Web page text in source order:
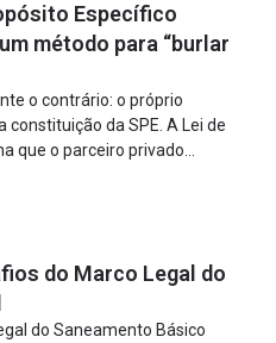
Específico
método para “burlar
o contrário: o próprio
da SPE. A Lei de
que o parceiro privado
“fraude à licitação” é
do Marco Legal do
do Saneamento Básico